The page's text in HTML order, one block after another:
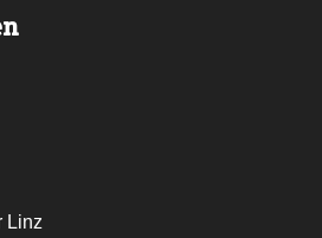
Linz